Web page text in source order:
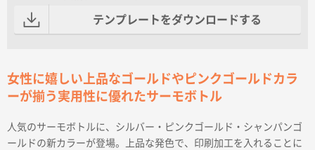
テンプレートをダウンロードする
女性に嬉しい上品なゴールドやピンクゴールドカラ
ーが揃う実用性に優れたサーモボトル
人気のサーモボトルに、シルバー・ピンクゴールド・シャンパンゴ
ールドの新カラーが登場。上品な発色で、印刷加工を入れることに